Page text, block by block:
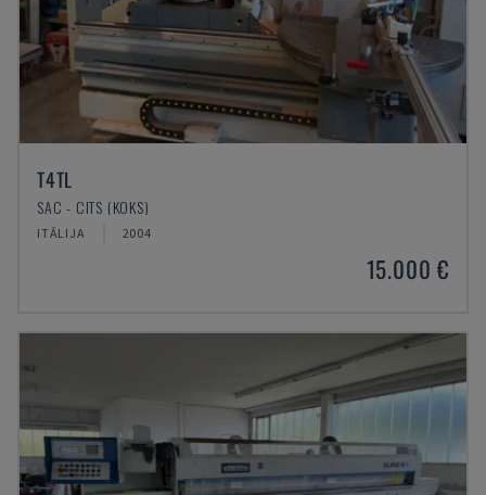
T4TL
SAC - CITS (KOKS)
ITĀLIJA 2004
15.000 €